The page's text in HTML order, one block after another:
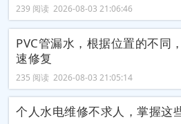
239 阅读 2026-08-03 21:06:46
PVC管漏水，根据位置的不同
速修复
235 阅读 2026-08-03 21:05:14
个人水电维修不求人，掌握这